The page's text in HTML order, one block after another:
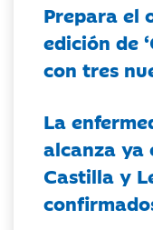
Prepara el
edición de
con tres
La
alcanza ya
Castilla y